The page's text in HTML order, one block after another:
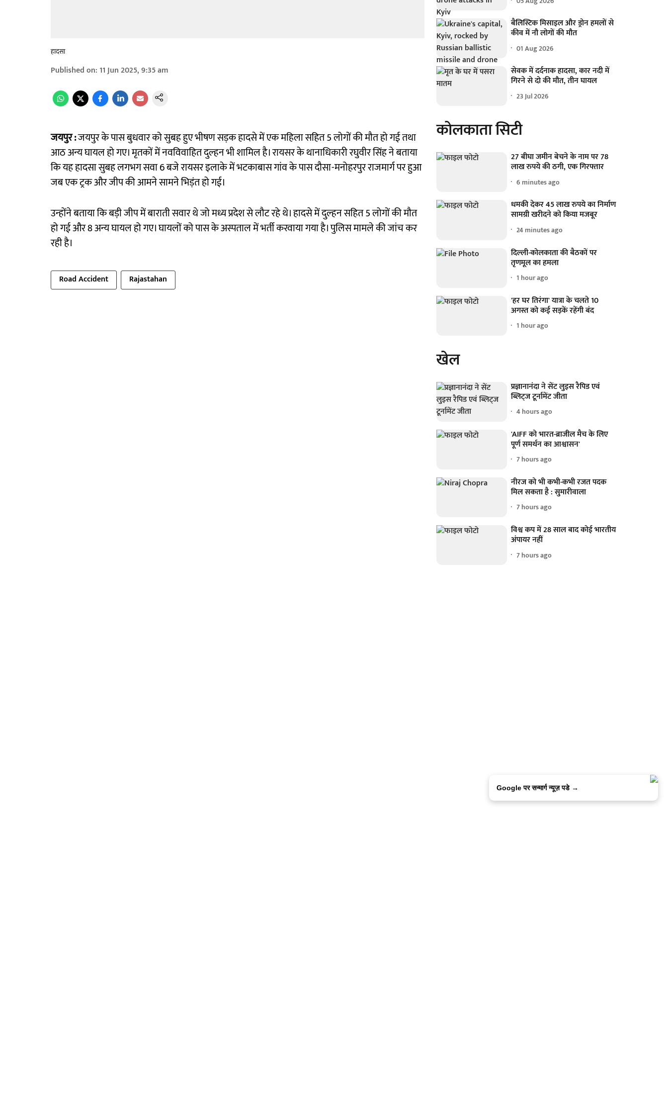
हादसा
Published on: 11 Jun 2025, 9:35 am
जयपुर :जयपुर के पास बुधवार को सुबह हुए भीषण सड़क हादसे में एक महिला सहित 5 लोगों की मौत हो गई तथा
आठ अन्य घायल हो गए। मृतकों में नवविवाहित दुल्हन भी शामिल है। रायसर के थानाधिकारी रघुवीर सिंह ने बताया
कि यह हादसा सुबह लगभग सवा 6 बजे रायसर इलाके में भटकाबास गांव के पास दौसा-मनोहरपुर राजमार्ग पर हुआ
जब एक ट्रक और जीप की आमने सामने भिड़ंत हो गई।
उन्होंने बताया कि बड़ी जीप में बाराती सवार थे जो मध्य प्रदेश से लौट रहे थे। हादसे में दुल्हन सहित 5 लोगों की मौत
हो गई और 8 अन्य घायल हो गए। घायलों को पास के अस्पताल में भर्ती करवाया गया है। पुलिस मामले की जांच कर
रही है।
Road Accident Rajastahan
बैलिस्टिक मिसाइल और ड्रोन हमलों से
कीव में नौ लोगों की मौत
01 Aug 2026
सेवक में दर्दनाक हादसा, कार नदी में
गिरने से दो की मौत, तीन घायल
23 Jul 2026
कोलकाता सिटी
27 बीघा जमीन बेचने के नाम पर 78
लाख रुपये की ठगी, एक गिरफ्तार
6 minutes ago
धमकी देकर 45 लाख रुपये का निर्माण
सामग्री खरीदने को किया मजबूर
24 minutes ago
दिल्ली-कोलकाता की बैठकों पर
तृणमूल का हमला
1 hour ago
'हर घर तिरंगा' यात्रा के चलते 10
अगस्त को कई सड़कें रहेंगी बंद
1 hour ago
खेल
प्रज्ञानानंदा ने सेंट लुइस रैपिड एवं
ब्लिट्ज टूर्नामेंट जीता
4 hours ago
'AIFF को भारत-ब्राजील मैच के लिए
पूर्ण समर्थन का आश्वासन'
7 hours ago
नीरज को भी कभी-कभी रजत पदक
मिल सकता है : सुमारीवाला
7 hours ago
विश्व कप में 28 साल बाद कोई भारतीय
अंपायर नहीं
7 hours ago
Google पर सन्मार्ग न्यूज़ पडे →